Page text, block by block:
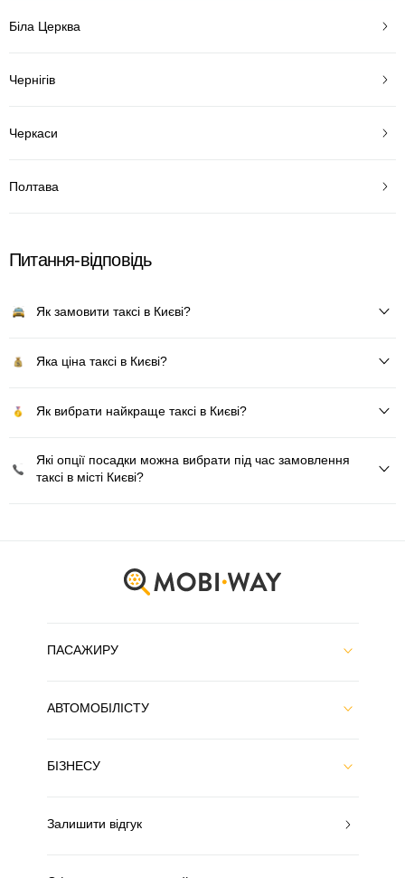
Біла Церква
Чернігів
Черкаси
Полтава
Питання-відповідь
Як замовити таксі в Києві?
Яка ціна таксі в Києві?
Як вибрати найкраще таксі в Києві?
Які опції посадки можна вибрати під час замовлення
таксі в місті Києві?
ПАСАЖИРУ
АВТОМОБІЛІСТУ
БІЗНЕСУ
Залишити відгук